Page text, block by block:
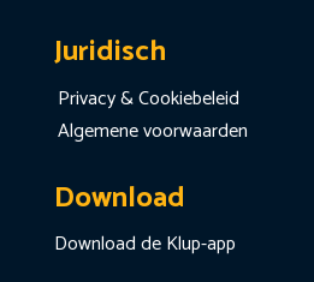
Juridisch
Privacy & Cookiebeleid
Algemene voorwaarden
Download
Download de Klup-app